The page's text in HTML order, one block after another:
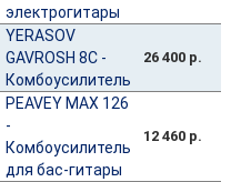
электрогитары
YERASOV
GAVROSH 8C -
Комбоусилитель
26 400 р.
PEAVEY MAX 126
-
Комбоусилитель
для бас-гитары
12 460 р.